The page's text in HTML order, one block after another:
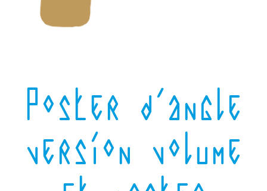
Poster d’angle
version volume